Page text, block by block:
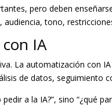
pero deben
audiencia, tono,
IA
La automatización con
de datos, seguimiento
a la IA?”, sino “¿qué